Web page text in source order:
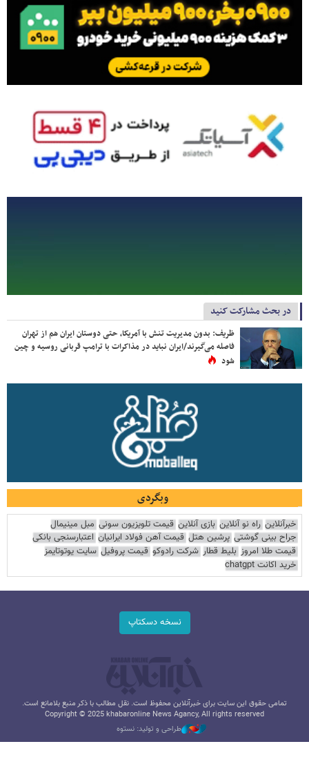
در بحث مشارکت کنید
ظریف: بدون مدیریت تنش با آمریکا، حتی دوستان ایران هم از تهران
فاصله می‌گیرند/ایران نباید در مذاکرات با ترامپ قربانی روسیه و چین
شود
وبگردی
خبرآنلاین راه نو آنلاین بازی آنلاین قیمت تلویزیون سونی مبل مینیمال
جراح بینی گوشتی پرشین هتل قیمت آهن فولاد ایرانیان اعتبارسنجی بانکی
قیمت طلا امروز بلیط قطار شرکت رادوکو قیمت پروفیل سایت یوتوتایمز
خرید اکانت chatgpt
نسخه دسکتاپ
تمامی حقوق این سایت برای خبرآنلاین محفوظ است. نقل مطالب با ذکر منبع بلامانع است.
Copyright © 2025 khabaronline News Agancy, All rights reserved
طراحی و تولید: نستوه